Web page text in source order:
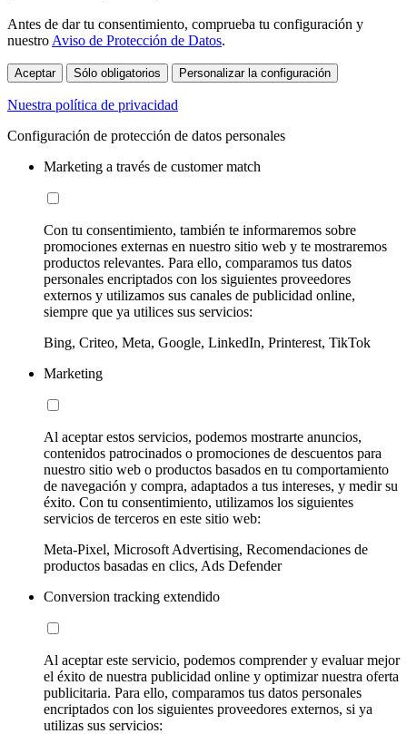
Antes de dar tu consentimiento, comprueba tu configuración y
nuestro Aviso de Protección de Datos.
Aceptar Sólo obligatorios Personalizar la configuración
Nuestra política de privacidad
Configuración de protección de datos personales
Marketing a través de customer match
Con tu consentimiento, también te informaremos sobre
promociones externas en nuestro sitio web y te mostraremos
productos relevantes. Para ello, comparamos tus datos
personales encriptados con los siguientes proveedores
externos y utilizamos sus canales de publicidad online,
siempre que ya utilices sus servicios:
Bing, Criteo, Meta, Google, LinkedIn, Printerest, TikTok
Marketing
Al aceptar estos servicios, podemos mostrarte anuncios,
contenidos patrocinados o promociones de descuentos para
nuestro sitio web o productos basados en tu comportamiento
de navegación y compra, adaptados a tus intereses, y medir su
éxito. Con tu consentimiento, utilizamos los siguientes
servicios de terceros en este sitio web:
Meta-Pixel, Microsoft Advertising, Recomendaciones de
productos basadas en clics, Ads Defender
Conversion tracking extendido
Al aceptar este servicio, podemos comprender y evaluar mejor
el éxito de nuestra publicidad online y optimizar nuestra oferta
publicitaria. Para ello, comparamos tus datos personales
encriptados con los siguientes proveedores externos, si ya
utilizas sus servicios: